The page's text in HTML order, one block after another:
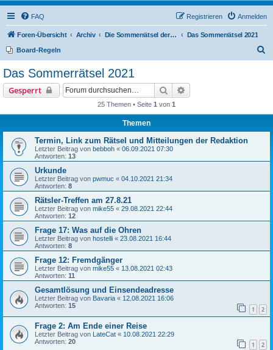
FAQ Anmelden
Registrieren
Foren-Übersicht Archiv Die Sommerrätsel der Rätselnasen Das Sommerrätsel 2021
Board-Regeln
Das Sommerrätsel 2021
Gesperrt Suche
25 Themen • Seite 1 von 1
Themen
Termin, Link zum Rätsel und Mitteilungen der Redaktion
Letzter Beitrag von bebboh « 06.09.2021 07:30
Antworten: 13
Urkunde
Letzter Beitrag von pwmuc « 04.10.2021 21:34
Antworten: 8
Rätsler-Treffen am 27.8.21
Letzter Beitrag von mike55 « 29.08.2021 22:44
Antworten: 12
Frage 17: Was auf die Ohren
Letzter Beitrag von hostelli « 23.08.2021 16:44
Antworten: 8
Frage 12: Fremdgänger
Letzter Beitrag von mike55 « 13.08.2021 02:43
Antworten: 11
Gesamtlösung und Einsendeadresse
Letzter Beitrag von Bavaria « 12.08.2021 16:06
Antworten: 15 1 2
Frage 2: Am Ende einer Reise
Letzter Beitrag von LateCat « 10.08.2021 22:29
Antworten: 20 1 2